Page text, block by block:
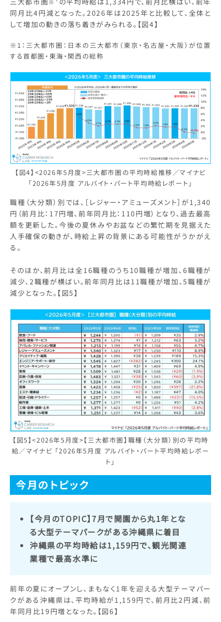
※
同月比4円減となった。2026年は2025年と比較して、全体と
して増加の動きの落ち着きがみられる。【図4】
※1：三大都市圏：日本の三大都市（東京・名古屋・大阪）が位置
する首都圏・東海・関西の総称
【図4】<2026年5月度>三大都市圏の平均時給推移／マイナビ
「2026年5月度 アルバイト・パート平均時給レポート」
職種（大分類）別では、［レジャー・アミューズメント］が1,340
円（前月比：17円増、前年同月比：110円増）となり、過去最高
額を更新した。今後の夏休みやお盆などの繁忙期を見据えた
人手確保の動きが、時給上昇の背景にある可能性がうかがえ
る。
そのほか、前月比は全16職種のうち10職種が増加、6職種が
減少、2職種が横ばい。前年同月比は11職種が増加、5職種が
減少となった。【図5】
【図5】<2026年5月度>【三大都市圏】職種（大分類）別の平均時
給／マイナビ 「2026年5月度 アルバイト・パート平均時給レポー
ト」
今月のトピック
【今月のTOPIC】7月で開園から丸1年とな
る大型テーマパークがある沖縄県に着目
沖縄県の平均時給は1,159円で、観光関連
業種で最高水準に
前年の夏にオープンし、まもなく1年を迎える大型テーマパー
クがある沖縄県は、平均時給が1,159円で、前月比2円減、前
年同月比19円増となった。【図6】